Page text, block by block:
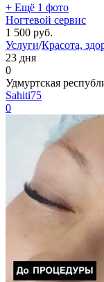
+ Ещё 1 фото
Ногтевой сервис
1 500 руб.
Услуги/Красота,
23 дня
0
Удмуртская
Sahiti75
0